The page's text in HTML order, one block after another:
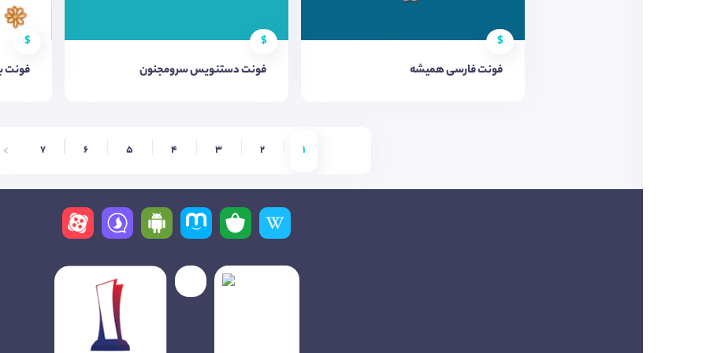
$
فونت فارسی همیشه
$
فونت دستنویس سرومجنون
$
فونت
1
2
3
4
5
6
7